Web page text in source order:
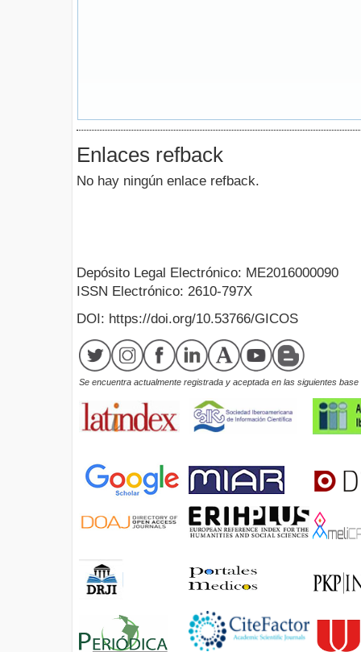
Enlaces refback
No hay ningún enlace refback.
Depósito Legal Electrónico: ME2016000090
ISSN Electrónico: 2610-797X
DOI: https://doi.org/10.53766/GICOS
Se encuentra actualmente registrada y aceptada en las siguientes